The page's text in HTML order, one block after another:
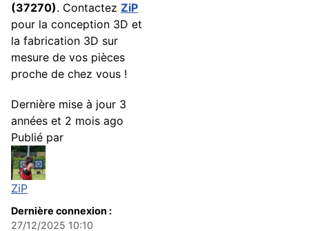
(37270). Contactez ZiP
pour la conception 3D et
la fabrication 3D sur
mesure de vos pièces
proche de chez vous !
Dernière mise à jour 3
années et 2 mois ago
Publié par
ZiP
Dernière connexion :
27/12/2025 10:10